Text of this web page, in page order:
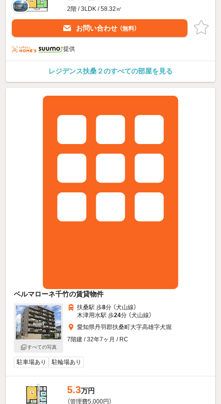
2階 / 3LDK / 58.32㎡
お問い合わせ （無料）
提供
レジデンス扶桑２のすべての部屋を見る
ベルマローネ千竹の賃貸物件
すべての写真
扶桑駅 歩8分 （犬山線）
木津用水駅 歩24分 （犬山線）
愛知県丹羽郡扶桑町大字高雄字犬堀
7階建 / 32年7ヶ月 / RC
駐車場あり 駐輪場あり
5.3万円
（管理費5,000円）